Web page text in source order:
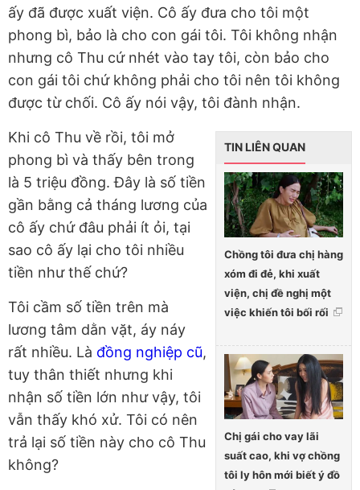
ấy đã được xuất viện. Cô ấy đưa cho tôi một
phong bì, bảo là cho con gái tôi. Tôi không nhận
nhưng cô Thu cứ nhét vào tay tôi, còn bảo cho
con gái tôi chứ không phải cho tôi nên tôi không
được từ chối. Cô ấy nói vậy, tôi đành nhận.
TIN LIÊN QUAN
Chồng tôi đưa chị hàng
xóm đi đẻ, khi xuất
viện, chị đề nghị một
việc khiến tôi bối rối
Chị gái cho vay lãi
suất cao, khi vợ chồng
tôi ly hôn mới biết ý đồ
Khi cô Thu về rồi, tôi mở
phong bì và thấy bên trong
là 5 triệu đồng. Đây là số tiền
gần bằng cả tháng lương của
cô ấy chứ đâu phải ít ỏi, tại
sao cô ấy lại cho tôi nhiều
tiền như thế chứ?
Tôi cầm số tiền trên mà
lương tâm dằn vặt, áy náy
rất nhiều. Là đồng nghiệp cũ,
tuy thân thiết nhưng khi
nhận số tiền lớn như vậy, tôi
vẫn thấy khó xử. Tôi có nên
trả lại số tiền này cho cô Thu
không?